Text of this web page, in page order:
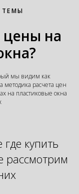
на
мы видим как
методика расчета цен
на пластиковые окна
купить
рассмотрим